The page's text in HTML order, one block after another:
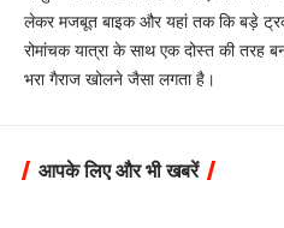
लेकर मजबूत बाइक और यहां तक ​​कि बड़े
रोमांचक यात्रा के साथ एक दोस्त की तरह
भरा गैराज खोलने जैसा लगता है।
आपके लिए और भी खबरें